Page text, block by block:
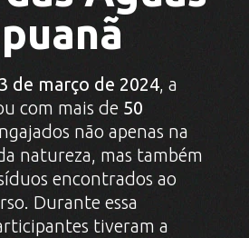
de março de 2024, a
com mais de 50
não apenas na
natureza, mas também
encontrados ao
Durante essa
tiveram a